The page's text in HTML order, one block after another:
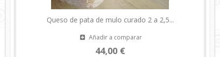
Queso de pata de mulo curado 2 a 2,5...
Añadir a comparar
44,00 €